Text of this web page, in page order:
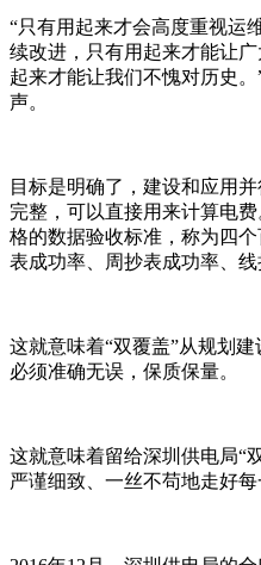
“只有用起来才会高度重视运
续改进，只有用起来才能让
起来才能让我们不愧对历史
声。
目标是明确了，建设和应用
完整，可以直接用来计算电
格的数据验收标准，称为四
表成功率、周抄表成功率、线
这就意味着“双覆盖”从规划
必须准确无误，保质保量。
这就意味着留给深圳供电局“
严谨细致、一丝不苟地走好每